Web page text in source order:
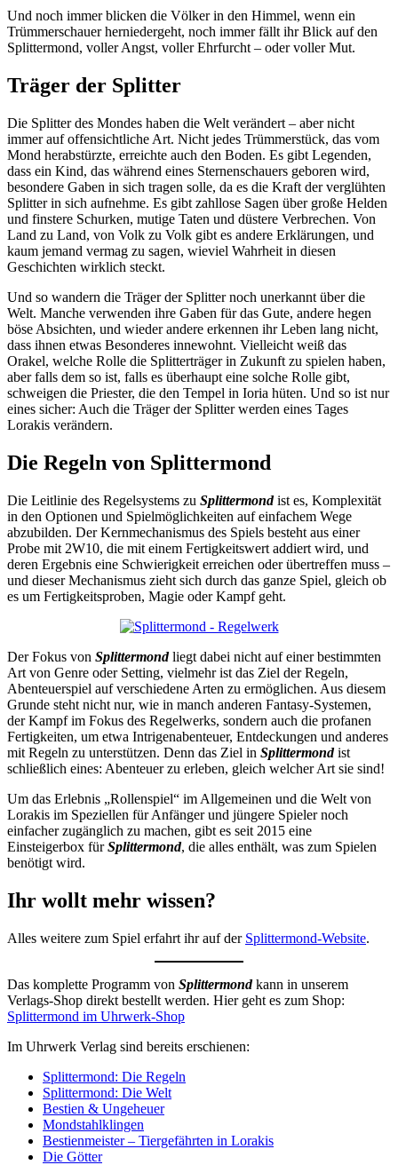
Und noch immer blicken die Völker in den Himmel, wenn ein
Trümmerschauer herniedergeht, noch immer fällt ihr Blick auf den
Splittermond, voller Angst, voller Ehrfurcht – oder voller Mut.
Träger der Splitter
Die Splitter des Mondes haben die Welt verändert – aber nicht
immer auf offensichtliche Art. Nicht jedes Trümmerstück, das vom
Mond herabstürzte, erreichte auch den Boden. Es gibt Legenden,
dass ein Kind, das während eines Sternenschauers geboren wird,
besondere Gaben in sich tragen solle, da es die Kraft der verglühten
Splitter in sich aufnehme. Es gibt zahllose Sagen über große Helden
und finstere Schurken, mutige Taten und düstere Verbrechen. Von
Land zu Land, von Volk zu Volk gibt es andere Erklärungen, und
kaum jemand vermag zu sagen, wieviel Wahrheit in diesen
Geschichten wirklich steckt.
Und so wandern die Träger der Splitter noch unerkannt über die
Welt. Manche verwenden ihre Gaben für das Gute, andere hegen
böse Absichten, und wieder andere erkennen ihr Leben lang nicht,
dass ihnen etwas Besonderes innewohnt. Vielleicht weiß das
Orakel, welche Rolle die Splitterträger in Zukunft zu spielen haben,
aber falls dem so ist, falls es überhaupt eine solche Rolle gibt,
schweigen die Priester, die den Tempel in Ioria hüten. Und so ist nur
eines sicher: Auch die Träger der Splitter werden eines Tages
Lorakis verändern.
Die Regeln von Splittermond
Die Leitlinie des Regelsystems zu Splittermondist es, Komplexität
in den Optionen und Spielmöglichkeiten auf einfachem Wege
abzubilden. Der Kernmechanismus des Spiels besteht aus einer
Probe mit 2W10, die mit einem Fertigkeitswert addiert wird, und
deren Ergebnis eine Schwierigkeit erreichen oder übertreffen muss –
und dieser Mechanismus zieht sich durch das ganze Spiel, gleich ob
es um Fertigkeitsproben, Magie oder Kampf geht.
Der Fokus von Splittermondliegt dabei nicht auf einer bestimmten
Art von Genre oder Setting, vielmehr ist das Ziel der Regeln,
Abenteuerspiel auf verschiedene Arten zu ermöglichen. Aus diesem
Grunde steht nicht nur, wie in manch anderen Fantasy-Systemen,
der Kampf im Fokus des Regelwerks, sondern auch die profanen
Fertigkeiten, um etwa Intrigenabenteuer, Entdeckungen und anderes
mit Regeln zu unterstützen. Denn das Ziel in Splittermondist
schließlich eines: Abenteuer zu erleben, gleich welcher Art sie sind!
Um das Erlebnis „Rollenspiel“ im Allgemeinen und die Welt von
Lorakis im Speziellen für Anfänger und jüngere Spieler noch
einfacher zugänglich zu machen, gibt es seit 2015 eine
Einsteigerbox fürSplittermond, die alles enthält, was zum Spielen
benötigt wird.
Ihr wollt mehr wissen?
Alles weitere zum Spiel erfahrt ihr auf der Splittermond-Website.
Das komplette Programm von Splittermondkann in unserem
Verlags-Shop direkt bestellt werden. Hier geht es zum Shop:
Splittermond im Uhrwerk-Shop
Im Uhrwerk Verlag sind bereits erschienen:
Splittermond: Die Regeln
Splittermond: Die Welt
Bestien & Ungeheuer
Mondstahlklingen
Bestienmeister – Tiergefährten in Lorakis
Die Götter